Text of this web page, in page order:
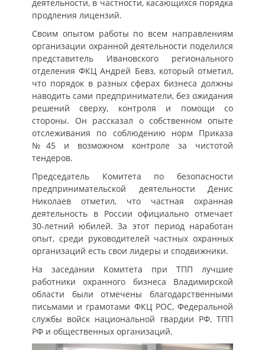
деятельности, в частности, касающихся порядка
продления лицензий.
Своим опытом работы по всем направлениям
организации охранной деятельности поделился
представитель Ивановского регионального
отделения ФКЦ Андрей Бевз, который отметил,
что порядок в разных сферах бизнеса должны
наводить сами предприниматели, без ожидания
решений сверху, контроля и помощи со
стороны. Он рассказал о собственном опыте
отслеживания по соблюдению норм Приказа
№45 и возможном контроле за чистотой
тендеров.
Председатель Комитета по безопасности
предпринимательской деятельности Денис
Николаев отметил, что частная охранная
деятельность в России официально отмечает
30-летний юбилей. За этот период наработан
опыт, среди руководителей частных охранных
организаций есть свои лидеры и сподвижники.
На заседании Комитета при ТПП лучшие
работники охранного бизнеса Владимирской
области были отмечены благодарственными
письмами и грамотами ФКЦ РОС, Федеральной
службы войск национальной гвардии РФ, ТПП
РФ и общественных организаций.